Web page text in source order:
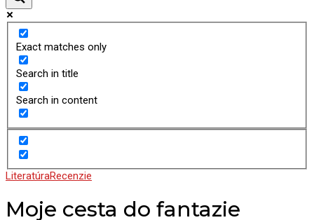
Exact matches only
Search in title
Search in content
LiteratúraRecenzie
Moje cesta do fantazie